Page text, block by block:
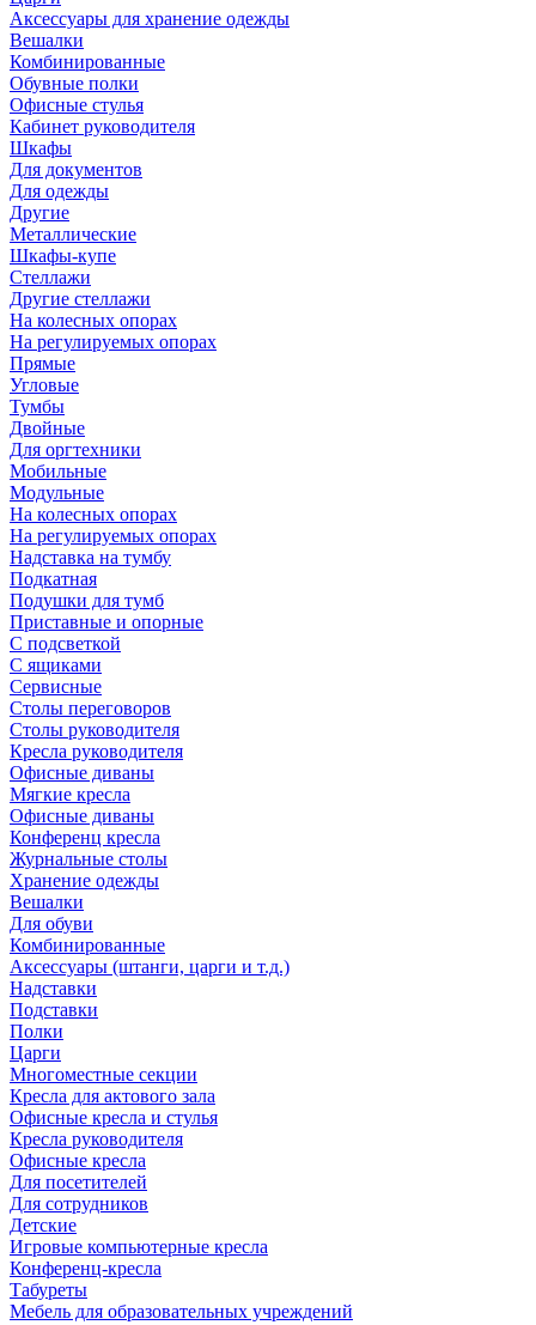
Аксессуары для хранение одежды
Вешалки
Комбинированные
Обувные полки
Офисные стулья
Кабинет руководителя
Шкафы
Для документов
Для одежды
Другие
Металлические
Шкафы-купе
Стеллажи
Другие стеллажи
На колесных опорах
На регулируемых опорах
Прямые
Угловые
Тумбы
Двойные
Для оргтехники
Мобильные
Модульные
На колесных опорах
На регулируемых опорах
Надставка на тумбу
Подкатная
Подушки для тумб
Приставные и опорные
С подсветкой
С ящиками
Сервисные
Столы переговоров
Столы руководителя
Кресла руководителя
Офисные диваны
Мягкие кресла
Офисные диваны
Конференц кресла
Журнальные столы
Хранение одежды
Вешалки
Для обуви
Комбинированные
Аксессуары (штанги, царги и т.д.)
Надставки
Подставки
Полки
Царги
Многоместные секции
Кресла для актового зала
Офисные кресла и стулья
Кресла руководителя
Офисные кресла
Для посетителей
Для сотрудников
Детские
Игровые компьютерные кресла
Конференц-кресла
Табуреты
Мебель для образовательных учреждений